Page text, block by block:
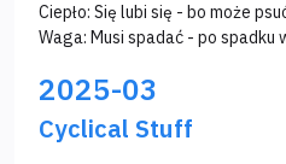
Ciepło: Się lubi się - bo może
Waga: Musi spadać - po
2025-03
Cyclical Stuff